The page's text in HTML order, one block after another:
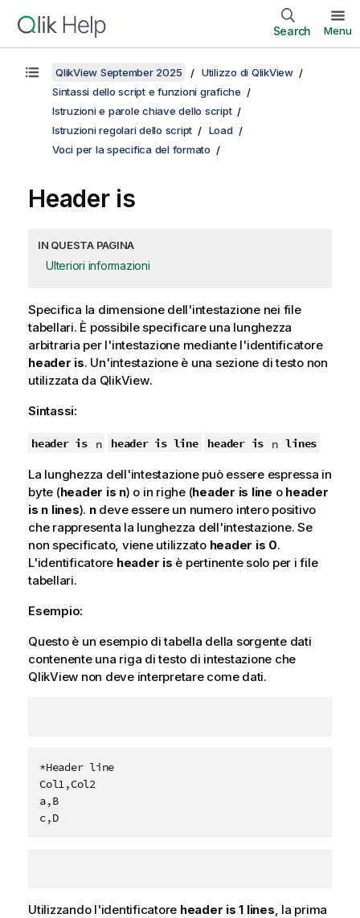
Search Menu
QlikView September 2025
Utilizzo di QlikView
Sintassi dello script e funzioni grafiche
Istruzioni e parole chiave dello script
Istruzioni regolari dello script
Load
Voci per la specifica del formato
Header is
IN QUESTA PAGINA
Ulteriori informazioni
Specifica la dimensione dell'intestazione nei file
tabellari. È possibile specificare una lunghezza
arbitraria per l'intestazione mediante l'identificatore
header is. Un'intestazione è una sezione di testo non
utilizzata da QlikView.
Sintassi:
header is n header is line header is n lines
La lunghezza dell'intestazione può essere espressa in
byte (header is n) o in righe (header is line o header
is n lines). ndeve essere un numero intero positivo
che rappresenta la lunghezza dell'intestazione. Se
non specificato, viene utilizzato header is 0.
L'identificatore header is è pertinente solo per i file
tabellari.
Esempio:
Questo è un esempio di tabella della sorgente dati
contenente una riga di testo di intestazione che
QlikView non deve interpretare come dati.
*Header line
Col1,Col2
a,B
c,D
Utilizzando l'identificatore header is 1 lines , la prima